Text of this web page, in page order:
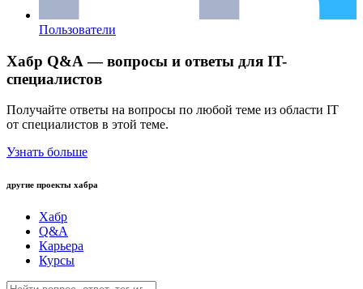
Пользователи
Хабр Q&A — вопросы и ответы для IT-
специалистов
Получайте ответы на вопросы по любой теме из области IT
от специалистов в этой теме.
Узнать больше
другие проекты хабра
Хабр
Q&A
Карьера
Курсы